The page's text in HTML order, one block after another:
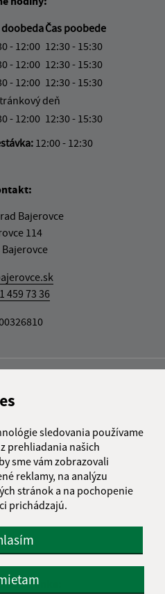
sledovania používame
prehliadania našich
sme vám zobrazovali
reklamy, na analýzu
stránok a na pochopenie
prichádzajú.
doobedaČas poobede
- 12:00 12:30 - 15:30
- 12:00 12:30 - 15:30
- 12:00 12:30 - 15:30
deň
- 12:00 12:30 - 15:30
12:00 - 12:30
Bajerovce
114
Bajerovce
459 73 36
o stránke: